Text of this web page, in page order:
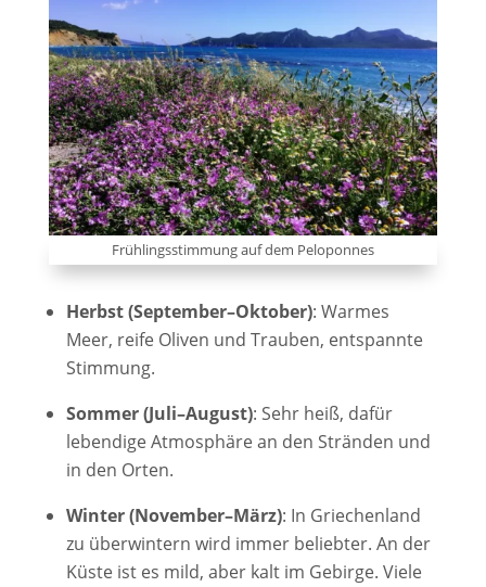
Frühlingsstimmung auf dem Peloponnes
Herbst (September–Oktober): Warmes
Meer, reife Oliven und Trauben, entspannte
Stimmung.
Sommer (Juli–August): Sehr heiß, dafür
lebendige Atmosphäre an den Stränden und
in den Orten.
Winter (November–März): In Griechenland
zu überwintern wird immer beliebter. An der
Küste ist es mild, aber kalt im Gebirge. Viele